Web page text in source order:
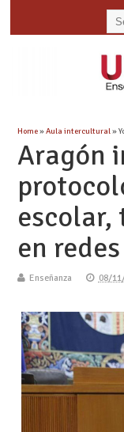
Home»Aula intercultural»
Aragón
escolar,
en redes
Enseñanza 08/